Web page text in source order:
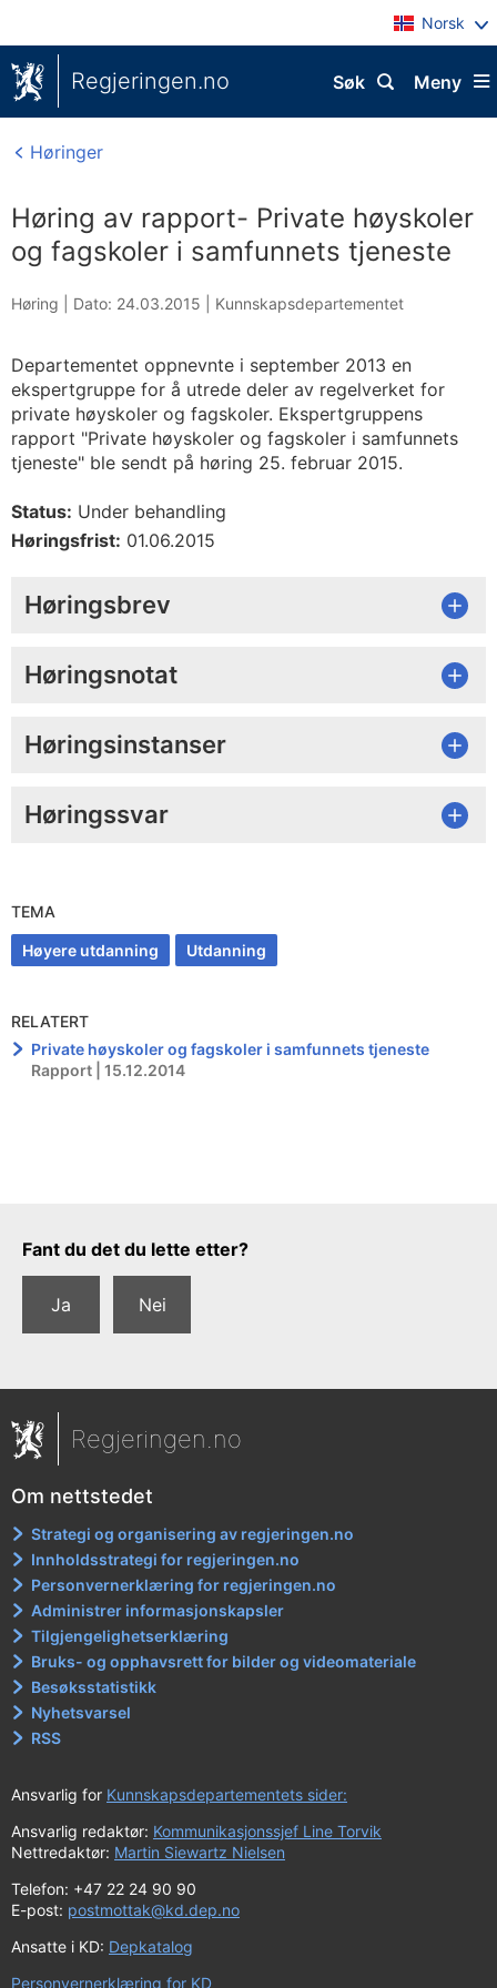
Norsk
Regjeringen.no Meny
Søk
Høringer
Høring av rapport- Private høyskoler
og fagskoler i samfunnets tjeneste
Høring | Dato: 24.03.2015 Kunnskapsdepartementet
Departementet oppnevnte i september 2013 en
ekspertgruppe for å utrede deler av regelverket for
private høyskoler og fagskoler. Ekspertgruppens
rapport "Private høyskoler og fagskoler i samfunnets
tjeneste" ble sendt på høring 25. februar 2015.
Status: Under behandling
Høringsfrist: 01.06.2015
Høringsbrev
Høringsnotat
Høringsinstanser
Høringssvar
TEMA
Høyere utdanning Utdanning
RELATERT
Private høyskoler og fagskoler i samfunnets tjeneste
Rapport | 15.12.2014
Tilbakemeldingsskjema
Fant du det du lette etter?
Ja Nei
Regjeringen.no
Om nettstedet
Strategi og organisering av regjeringen.no
Innholdsstrategi for regjeringen.no
Personvernerklæring for regjeringen.no
Administrer informasjonskapsler
Tilgjengelighetserklæring
Bruks- og opphavsrett for bilder og videomateriale
Besøksstatistikk
Nyhetsvarsel
RSS
Ansvarlig for Kunnskapsdepartementets sider:
Ansvarlig redaktør: Kommunikasjonssjef Line Torvik
Nettredaktør: Martin Siewartz Nielsen
Telefon: +47 22 24 90 90
E-post: postmottak@kd.dep.no
Ansatte i KD: Depkatalog
Personvernerklæring for KD